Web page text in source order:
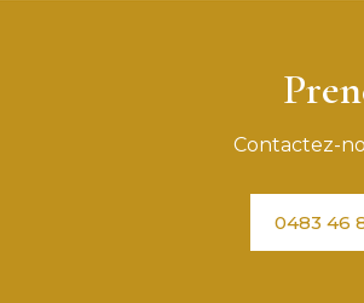
Contactez-
0483 46